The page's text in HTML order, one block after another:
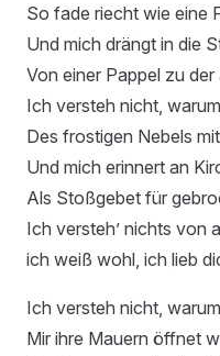
So fade riecht wie eine
Und mich drängt in die
Von einer Pappel zu der
Ich versteh nicht,
Des frostigen Nebels
Und mich erinnert an
Als Stoßgebet für
Ich versteh’ nichts von
ich weiß wohl, ich lieb
Ich versteh nicht,
Mir ihre Mauern öffnet